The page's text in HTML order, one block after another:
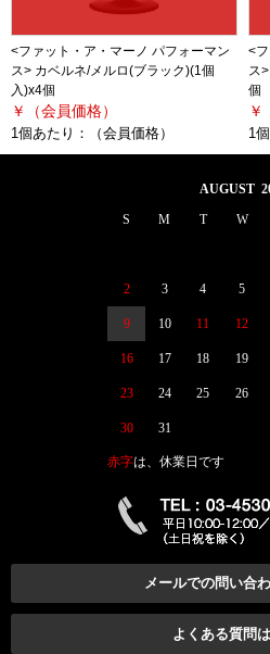
<ファット・ア・マーノ パフォーマン
ス> カベルネ/メルロ(ブラック)(1個
入)x4個
￥（会員価格）
1個あたり： （会員価格）
<
ス
個
￥
1
AUGUST
S
M T W
2 3 4 5
9 10 11 12
16 17 18 19
23 24 25 26
30 31
赤字は、休業日です
メールでの問い合
よくある質問